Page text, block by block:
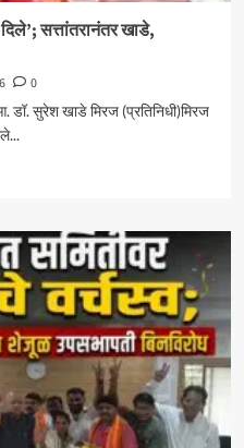
सत्तांतरानंतर खाडे,
0
डॉ. सुरेश खाडे मिरज (प्रतिनिधी)मिरज